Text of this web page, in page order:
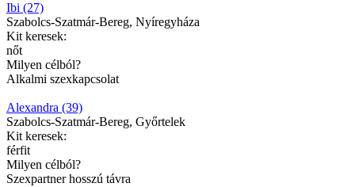
Ibi (27)
Szabolcs-Szatmár-Bereg, Nyíregyháza
Kit keresek:
nőt
Milyen célból?
Alkalmi szexkapcsolat
Alexandra (39)
Szabolcs-Szatmár-Bereg, Győrtelek
Kit keresek:
férfit
Milyen célból?
Szexpartner hosszú távra